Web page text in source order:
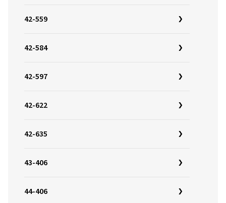
42-559
42-584
42-597
42-622
42-635
43-406
44-406